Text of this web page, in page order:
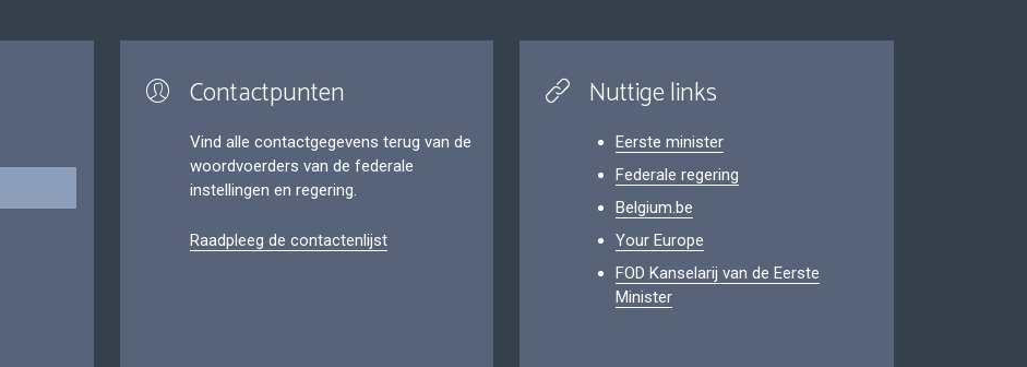
Contactpunten
Vind alle contactgegevens terug van de
woordvoerders van de federale
instellingen en regering.
Raadpleeg de contactenlijst
Nuttige links
Eerste minister
Federale regering
Belgium.be
Your Europe
FOD Kanselarij van de Eerste
Minister